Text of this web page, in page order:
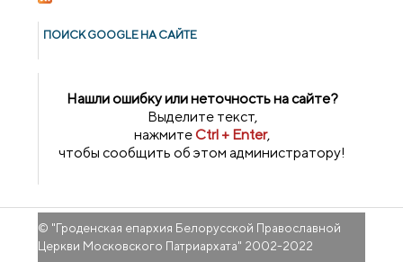
ПОИСК GOОGLE НА САЙТЕ
Нашли ошибку или неточность на сайте?
Выделите текст,
нажмитеCtrl + Enter,
чтобы сообщить об этом администратору!
© "Гроденская епархия Белорусской Православной
Церкви Московского Патриархата" 2002-2022